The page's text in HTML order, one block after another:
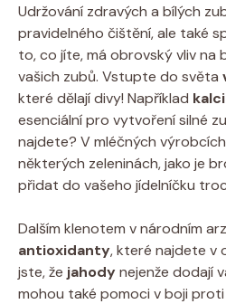
Udržování zdravých a bílých
pravidelného čištění, ale také
to, co jíte, má obrovský vliv na
vašich zubů. Vstupte do světa
které dělají divy! Například
esenciální pro vytvoření silné
najdete? V mléčných
některých zeleninách, jako je
přidat do vašeho jídelníčku
Dalším klenotem v národním
antioxidanty, které najdete v
jste, že jahodynejenže dodají
mohou také pomoci v boji